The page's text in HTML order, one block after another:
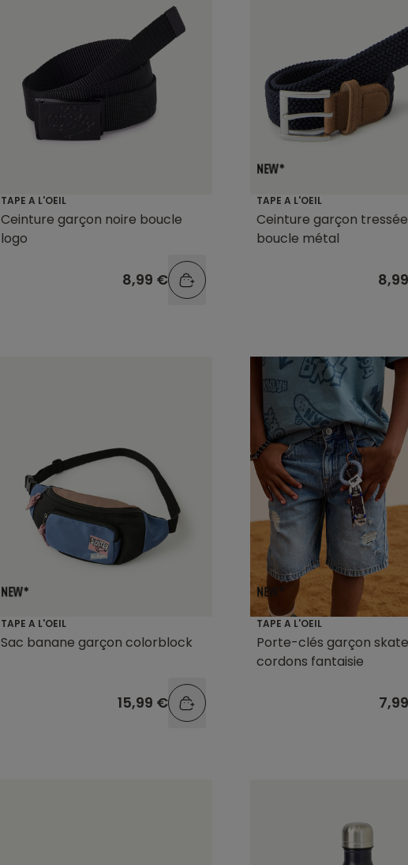
TAPE A L'OEIL
Ceinture garçon noire boucle
logo
8,99 €
TAPE A L'OEIL
Ceinture garçon
boucle métal
TAPE A L'OEIL
Sac banane garçon colorblock
15,99 €
TAPE A L'OEIL
Porte-clés garçon
cordons fantaisie